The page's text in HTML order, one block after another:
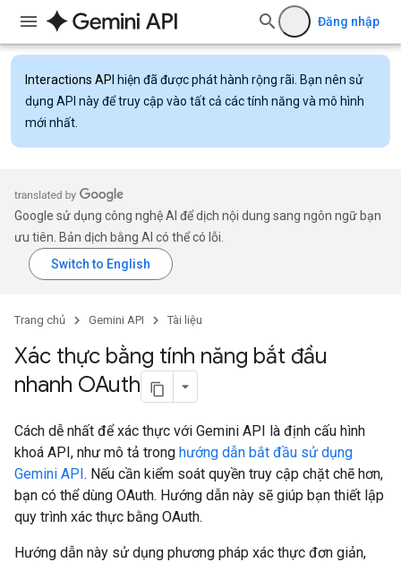
Đăng nhập
Interactions API hiện đã được phát hành rộng rãi. Bạn nên sử
dụng API này để truy cập vào tất cả các tính năng và mô hình
mới nhất.
Google sử dụng công nghệ AI để dịch nội dung sang ngôn ngữ bạn
ưu tiên. Bản dịch bằng AI có thể có lỗi.
Trang chủ Gemini API Tài liệu
Xác thực bằng tính năng bắt đầu
nhanh OAuth
Cách dễ nhất để xác thực với Gemini API là định cấu hình
khoá API, như mô tả trong hướng dẫn bắt đầu sử dụng
Gemini API. Nếu cần kiểm soát quyền truy cập chặt chẽ hơn,
bạn có thể dùng OAuth. Hướng dẫn này sẽ giúp bạn thiết lập
quy trình xác thực bằng OAuth.
Hướng dẫn này sử dụng phương pháp xác thực đơn giản,